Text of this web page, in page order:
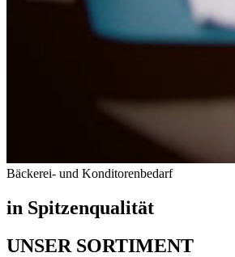
Bäckerei- und Konditorenbedarf
in Spitzenqualität
UNSER SORTIMENT